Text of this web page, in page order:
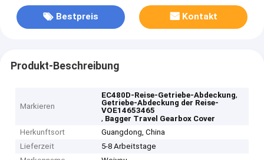
Bestpreis Kontakt
Produkt-Beschreibung
Markieren
EC480D-Reise-Getriebe-Abdeckung,
Getriebe-Abdeckung der Reise-
VOE14653465
, Bagger Travel Gearbox Cover
Herkunftsort
Guangdong, China
Lieferzeit
5-8 Arbeitstage